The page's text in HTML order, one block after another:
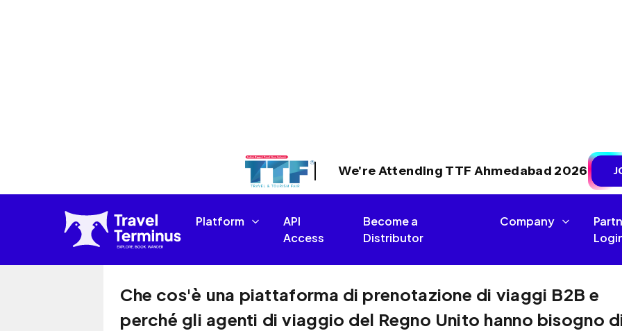
compagnie aeree, emettere biglietti istantaneamente, controllare i prezzi e gestire l'intero
team da un'unica dashboard pulita.
e Galles, Travel Terminus offre alla tua agenzia gli strumenti per lavorare più velocemente,
guadagnare di più e servire meglio i tuoi clienti ogni singolo giorno.
Che cos'è una piattaforma di prenotazione di viaggi B2B e
perché gli agenti di viaggio del Regno Unito hanno bisogno